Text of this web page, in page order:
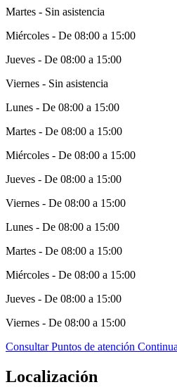
Martes - Sin asistencia
Miércoles - De 08:00 a 15:00
Jueves - De 08:00 a 15:00
Viernes - Sin asistencia
Lunes - De 08:00 a 15:00
Martes - De 08:00 a 15:00
Miércoles - De 08:00 a 15:00
Jueves - De 08:00 a 15:00
Viernes - De 08:00 a 15:00
Lunes - De 08:00 a 15:00
Martes - De 08:00 a 15:00
Miércoles - De 08:00 a 15:00
Jueves - De 08:00 a 15:00
Viernes - De 08:00 a 15:00
Consultar Puntos de atención
Localización